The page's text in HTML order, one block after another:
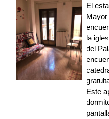
El
Mayor
la
del
Este